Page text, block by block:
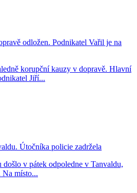
odložen. Podnikatel Vařil je na
korupční kauzy v dopravě. Hlavní
Jiří...
Útočníka policie zadržela
v pátek odpoledne v Tanvaldu,
místo...